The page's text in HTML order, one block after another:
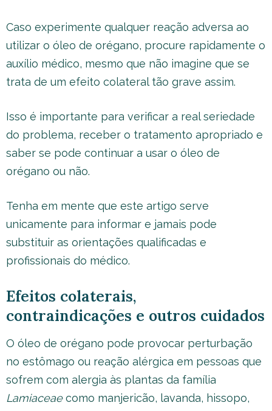
Caso experimente qualquer reação adversa ao
utilizar o óleo de orégano, procure rapidamente o
auxílio médico, mesmo que não imagine que se
trata de um efeito colateral tão grave assim.
Isso é importante para verificar a real seriedade
do problema, receber o tratamento apropriado e
saber se pode continuar a usar o óleo de
orégano ou não.
Tenha em mente que este artigo serve
unicamente para informar e jamais pode
substituir as orientações qualificadas e
profissionais do médico.
Efeitos colaterais,
contraindicações e outros cuidados
O óleo de orégano pode provocar perturbação
no estômago ou reação alérgica em pessoas que
sofrem com alergia às plantas da família
Lamiaceaecomo manjericão, lavanda, hissopo,